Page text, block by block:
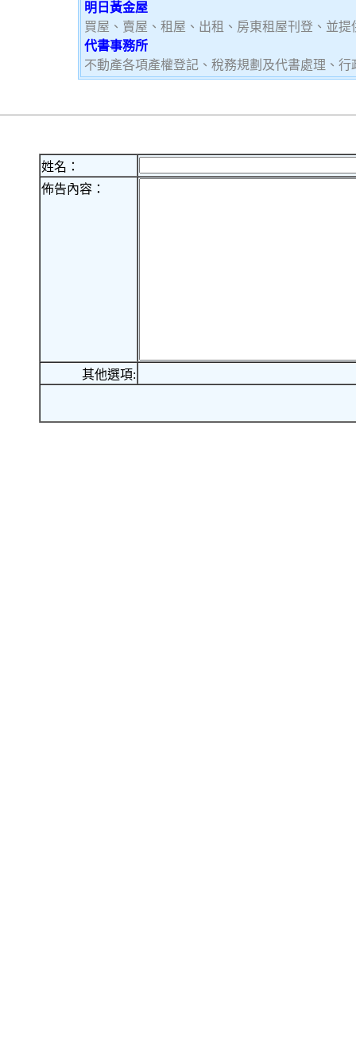
明日黃金屋
買屋、賣屋、租屋、出租、房東租屋刊登、並
代書事務所
不動產各項產權登記、稅務規劃及代書處理、
姓名：
佈告內容：
其他選項: